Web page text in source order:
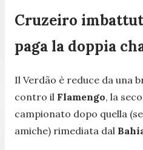
Cruzeiro
paga la doppia
Il Verdão è reduce da una
contro il Flamengo, la
campionato dopo quella
amiche) rimediata dal